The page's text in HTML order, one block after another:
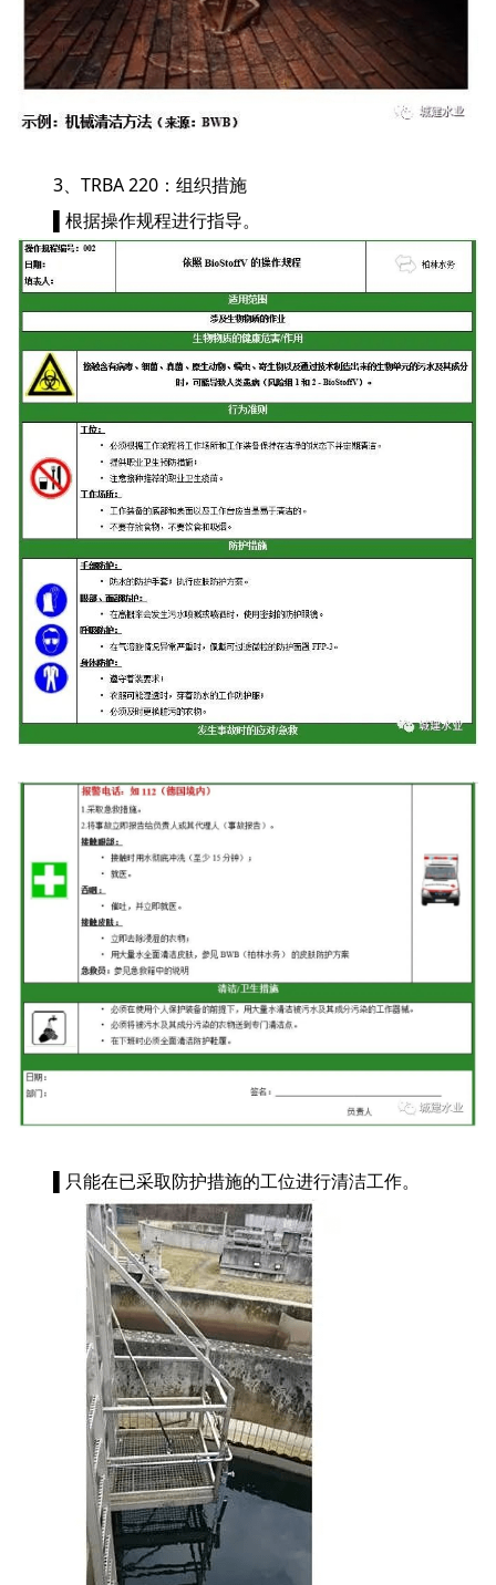
3、TRBA 220：组织措施
▌根据操作规程进行指导。
▌只能在已采取防护措施的工位进行清洁工作。